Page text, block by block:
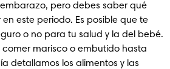
pero debes saber qué
este periodo. Es posible que te
o no para tu salud y la del bebé.
comer marisco o embutido hasta
detallamos los alimentos y las